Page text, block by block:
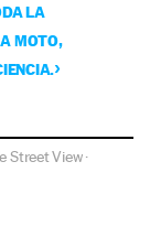
LA
MOTO,
Street View·